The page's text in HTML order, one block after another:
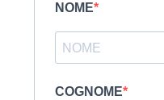
NOME
COGNOME